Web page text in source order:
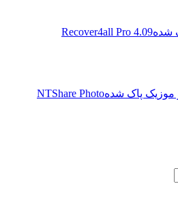
Recover4all Pro 4.09
پاک شدهNTShare Photo